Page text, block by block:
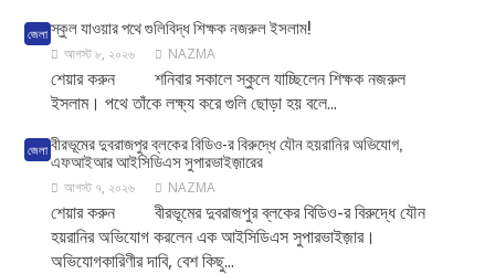
জেলা স্কুল যাওয়ার পথে গুলিবিদ্ধ শিক্ষক নজরুল ইসলাম!
আগস্ট ৮, ২০২৬ NAZMA
শেয়ার করুন শনিবার সকালে স্কুলে যাচ্ছিলেন শিক্ষক নজরুল
ইসলাম। পথে তাঁকে লক্ষ্য করে গুলি ছোড়া হয় বলে...
জেলা বীরভূমের দুবরাজপুর ব্লকের বিডিও-র বিরুদ্ধে যৌন হয়রানির অভিযোগ,
এফআইআর আইসিডিএস সুপারভাইজ়ারের
আগস্ট ৭, ২০২৬ NAZMA
শেয়ার করুন বীরভূমের দুবরাজপুর ব্লকের বিডিও-র বিরুদ্ধে যৌন
হয়রানির অভিযোগ করলেন এক আইসিডিএস সুপারভাইজ়ার।
অভিযোগকারিণীর দাবি, বেশ কিছু...